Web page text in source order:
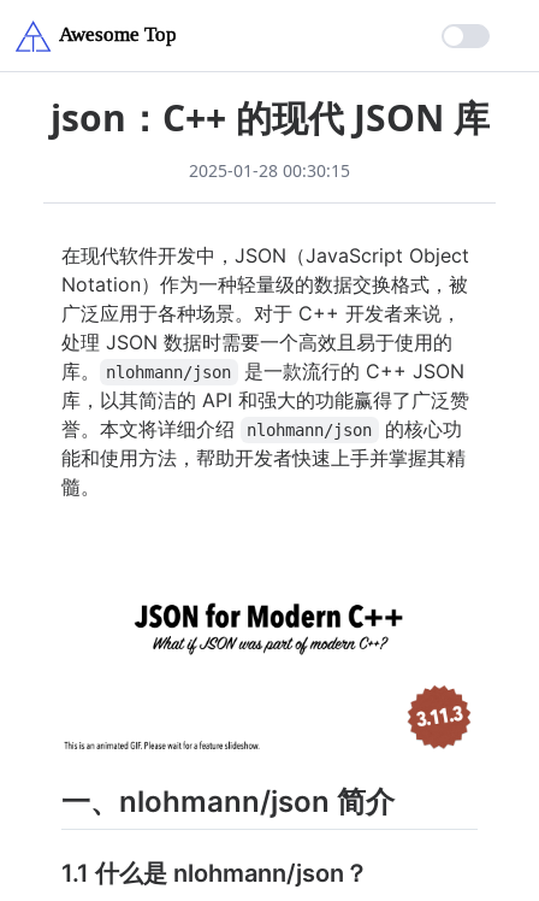
json：C++ 的现代 JSON 库
2025-01-28 00:30:15
在现代软件开发中，JSON（JavaScript Object
Notation）作为一种轻量级的数据交换格式，被
广泛应用于各种场景。对于 C++ 开发者来说，
处理 JSON 数据时需要一个高效且易于使用的
库。
nlohmann/json
是一款流行的 C++ JSON
库，以其简洁的 API 和强大的功能赢得了广泛赞
誉。本文将详细介绍
nlohmann/json
的核心功
能和使用方法，帮助开发者快速上手并掌握其精
髓。
一、nlohmann/json 简介
1.1 什么是 nlohmann/json？